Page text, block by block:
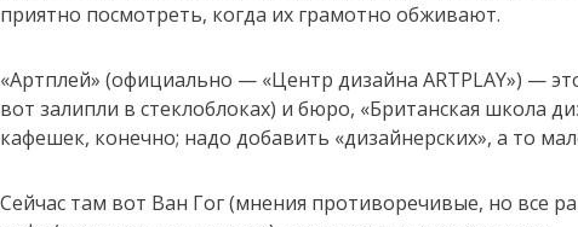
приятно посмотреть, когда их грамотно обживают.
«Артплей» (официально — «Центр дизайна ARTPLAY») —
вот залипли в стеклоблоках) и бюро, «Британская школа
кафешек, конечно; надо добавить «дизайнерских», а то
Сейчас там вот Ван Гог (мнения противоречивые, но все